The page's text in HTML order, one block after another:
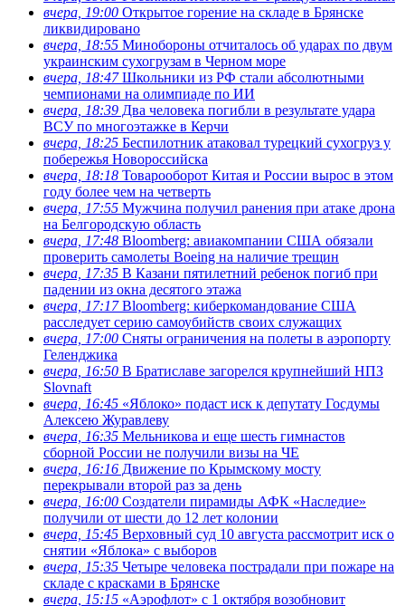
вчера, 19:00 Открытое горение на складе в Брянске
ликвидировано
вчера, 18:55 Минобороны отчиталось об ударах по двум
украинским сухогрузам в Черном море
вчера, 18:47Школьники из РФ стали абсолютными
чемпионами на олимпиаде по ИИ
вчера, 18:39 Два человека погибли в результате удара
ВСУ по многоэтажке в Керчи
вчера, 18:25 Беспилотник атаковал турецкий сухогруз у
побережья Новороссийска
вчера, 18:18 Товарооборот Китая и России вырос в этом
году более чем на четверть
вчера, 17:55 Мужчина получил ранения при атаке дрона
на Белгородскую область
вчера, 17:48 Bloomberg: авиакомпании США обязали
проверить самолеты Boeing на наличие трещин
вчера, 17:35 В Казани пятилетний ребенок погиб при
падении из окна десятого этажа
вчера, 17:17Bloomberg: киберкомандование США
расследует серию самоубийств своих служащих
вчера, 17:00 Сняты ограничения на полеты в аэропорту
Геленджика
вчера, 16:50 В Братиславе загорелся крупнейший НПЗ
Slovnaft
вчера, 16:45 «Яблоко» подаст иск к депутату Госдумы
Алексею Журавлеву
вчера, 16:35 Мельникова и еще шесть гимнастов
сборной России не получили визы на ЧЕ
вчера, 16:16 Движение по Крымскому мосту
перекрывали второй раз за день
вчера, 16:00 Создатели пирамиды АФК «Наследие»
получили от шести до 12 лет колонии
вчера, 15:45 Верховный суд 10 августа рассмотрит иск о
снятии «Яблока» с выборов
вчера, 15:35 Четыре человека пострадали при пожаре на
складе с красками в Брянске
вчера, 15:15 «Аэрофлот» с 1 октября возобновит